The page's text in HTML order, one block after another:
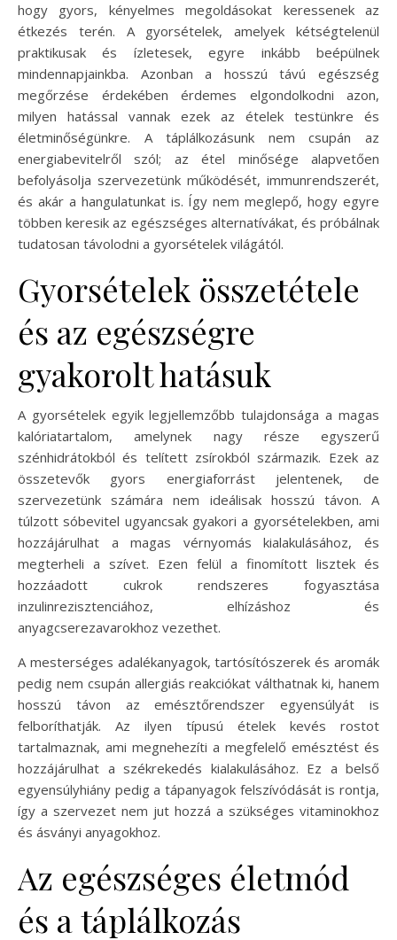
hogy gyors, kényelmes megoldásokat keressenek az
étkezés terén. A gyorsételek, amelyek kétségtelenül
praktikusak és ízletesek, egyre inkább beépülnek
mindennapjainkba. Azonban a hosszú távú egészség
megőrzése érdekében érdemes elgondolkodni azon,
milyen hatással vannak ezek az ételek testünkre és
életminőségünkre. A táplálkozásunk nem csupán az
energiabevitelről szól; az étel minősége alapvetően
befolyásolja szervezetünk működését, immunrendszerét,
és akár a hangulatunkat is. Így nem meglepő, hogy egyre
többen keresik az egészséges alternatívákat, és próbálnak
tudatosan távolodni a gyorsételek világától.
Gyorsételek összetétele
és az egészségre
gyakorolt hatásuk
A gyorsételek egyik legjellemzőbb tulajdonsága a magas
kalóriatartalom, amelynek nagy része egyszerű
szénhidrátokból és telített zsírokból származik. Ezek az
összetevők gyors energiaforrást jelentenek, de
szervezetünk számára nem ideálisak hosszú távon. A
túlzott sóbevitel ugyancsak gyakori a gyorsételekben, ami
hozzájárulhat a magas vérnyomás kialakulásához, és
megterheli a szívet. Ezen felül a finomított lisztek és
hozzáadott cukrok rendszeres fogyasztása
inzulinrezisztenciához, elhízáshoz és
anyagcserezavarokhoz vezethet.
A mesterséges adalékanyagok, tartósítószerek és aromák
pedig nem csupán allergiás reakciókat válthatnak ki, hanem
hosszú távon az emésztőrendszer egyensúlyát is
felboríthatják. Az ilyen típusú ételek kevés rostot
tartalmaznak, ami megnehezíti a megfelelő emésztést és
hozzájárulhat a székrekedés kialakulásához. Ez a belső
egyensúlyhiány pedig a tápanyagok felszívódását is rontja,
így a szervezet nem jut hozzá a szükséges vitaminokhoz
és ásványi anyagokhoz.
Az egészséges életmód
és a táplálkozás